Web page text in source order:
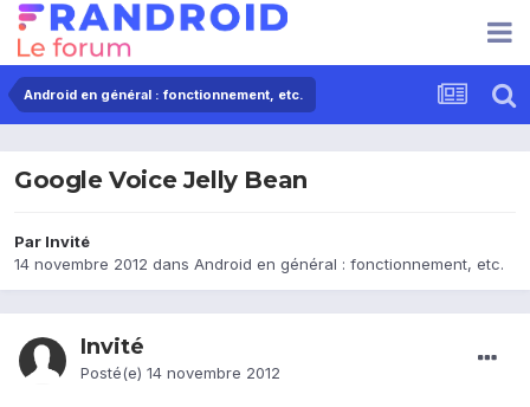
Android en général : fonctionnement, etc.
Google Voice Jelly Bean
Par Invité
14 novembre 2012 dans Android en général : fonctionnement, etc.
Invité
Posté(e) 14 novembre 2012